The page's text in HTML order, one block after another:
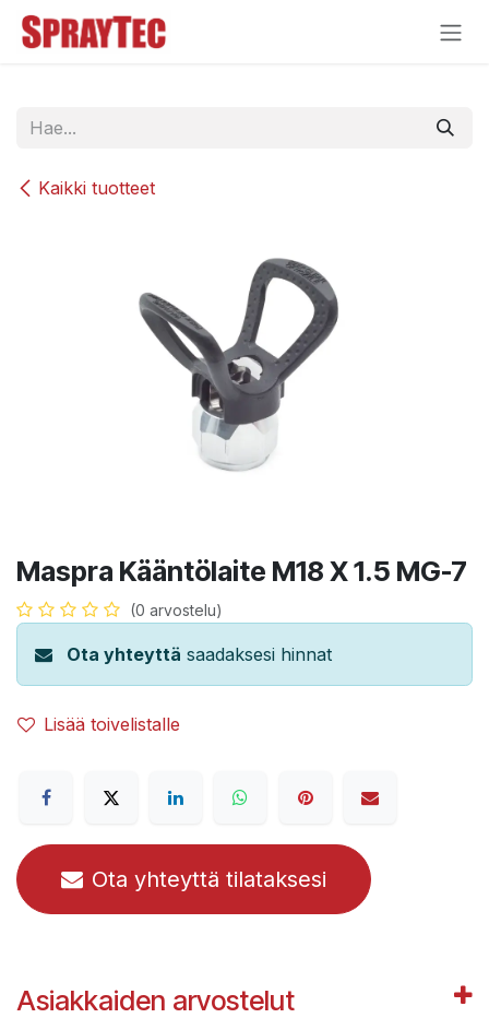
Siirry sisältöön
Kaikki tuotteet
Maspra Kääntölaite M18 X 1.5 MG-7
(0 arvostelu)
Ota yhteyttä saadaksesi hinnat
Lisää toivelistalle
Ota yhteyttä tilataksesi
Asiakkaiden arvostelut